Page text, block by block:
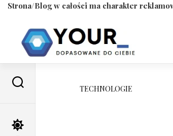
Strona/Blog w całości ma charakter
content
TECHNOLOGIE